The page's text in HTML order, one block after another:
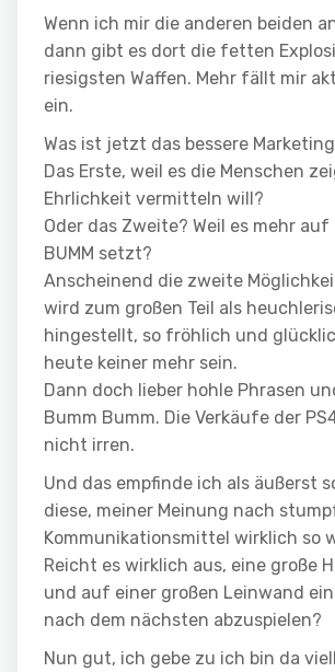
Wenn ich mir die anderen beiden
dann gibt es dort die fetten
riesigsten Waffen. Mehr fällt mir
ein.
Was ist jetzt das bessere
Das Erste, weil es die Menschen
Ehrlichkeit vermitteln will?
Oder das Zweite? Weil es mehr auf
BUMM setzt?
Anscheinend die zweite
wird zum großen Teil als
hingestellt, so fröhlich und
heute keiner mehr sein.
Dann doch lieber hohle Phrasen
Bumm Bumm. Die Verkäufe der
nicht irren.
Und das empfinde ich als äußerst
diese, meiner Meinung nach
Kommunikationsmittel wirklich so
Reicht es wirklich aus, eine große
und auf einer großen Leinwand
nach dem nächsten abzuspielen?
Nun gut, ich gebe zu ich bin da